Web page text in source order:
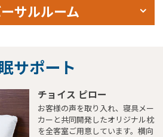
サルルーム
サポート
チョイス ピロー
お客様の声を取り入れ、寝具メー
カーと共同開発したオリジナル枕
を全客室ご用意しています。横向